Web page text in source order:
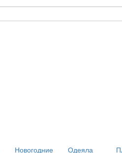
Новогодние Одеяла